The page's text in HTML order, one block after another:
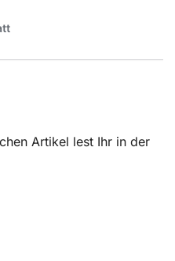
Artikel lest Ihr in der